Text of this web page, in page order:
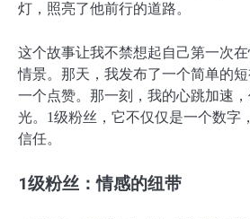
灯，照亮了他前行的道路。
这个故事让我不禁想起自己第一次
情景。那天，我发布了一个简单的
一个点赞。那一刻，我的心跳加速
光。1级粉丝，它不仅仅是一个数字
信任。
1级粉丝：情感的纽带